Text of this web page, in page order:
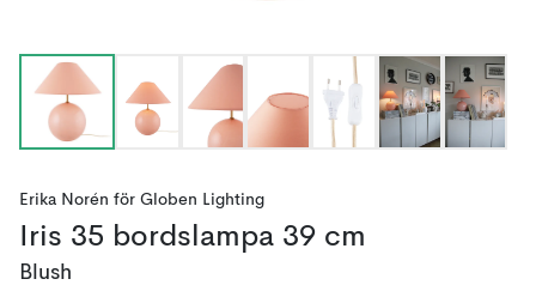
Erika Norén för Globen Lighting
Iris 35 bordslampa 39 cm
Blush